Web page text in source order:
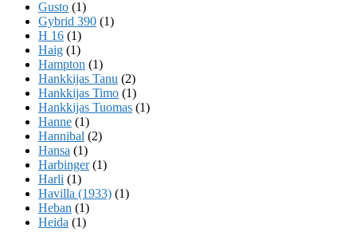
Gusto (1)
Gybrid 390 (1)
H 16 (1)
Haig (1)
Hampton (1)
Hankkijas Tanu (2)
Hankkijas Timo (1)
Hankkijas Tuomas (1)
Hanne (1)
Hannibal (2)
Hansa (1)
Harbinger(1)
Harli (1)
Havilla (1933) (1)
Heban (1)
Heida (1)